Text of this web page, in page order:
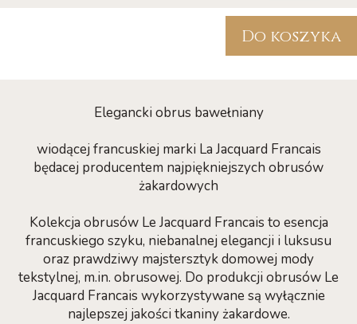
Do koszyka
Elegancki obrus bawełniany
wiodącej francuskiej marki La Jacquard Francais
będacej producentem najpiękniejszych obrusów
żakardowych
Kolekcja obrusów Le Jacquard Francais to esencja
francuskiego szyku, niebanalnej elegancji i luksusu
oraz prawdziwy majstersztyk domowej mody
tekstylnej, m.in. obrusowej. Do produkcji obrusów Le
Jacquard Francais wykorzystywane są wyłącznie
najlepszej jakości tkaniny żakardowe.